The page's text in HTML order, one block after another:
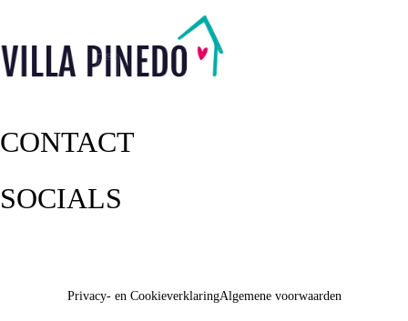
CONTACT
SOCIALS
Privacy- en CookieverklaringAlgemene voorwaarden